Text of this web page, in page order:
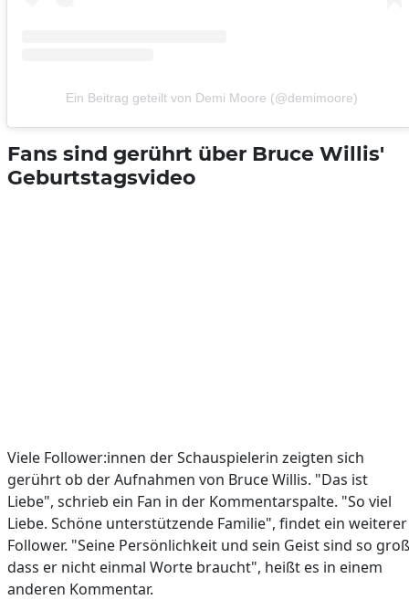
Ein Beitrag geteilt von Demi Moore (@demimoore)
Fans sind gerührt über Bruce Willis'
Geburtstagsvideo
Viele Follower:innen der Schauspielerin zeigten sich
gerührt ob der Aufnahmen von Bruce Willis. "Das ist
Liebe", schrieb ein Fan in der Kommentarspalte. "So viel
Liebe. Schöne unterstützende Familie", findet ein weiterer
Follower. "Seine Persönlichkeit und sein Geist sind so
dass er nicht einmal Worte braucht", heißt es in einem
anderen Kommentar.